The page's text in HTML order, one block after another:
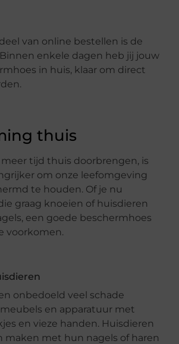
van online bestellen is de
enkele dagen heb jij jouw
in huis, klaar om direct
thuis
meer tijd thuis doorbrengen, is
om onze leefomgeving
te houden. Of je nu
graag knoeien of huisdieren
een goede beschermhoes
voorkomen.
onbedoeld veel schade
en apparatuur met
en vieze handen. Huisdieren
maken met hun nagels of haren